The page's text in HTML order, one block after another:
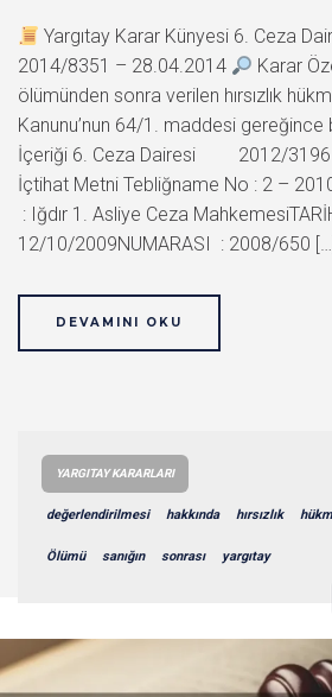
Yargıtay Karar Künyesi 6. Ceza
2014/8351 – 28.04.2014
Karar
ölümünden sonra verilen hırsızlık
Kanunu’nun 64/1. maddesi
İçeriği 6. Ceza Dairesi 2012/3196
İçtihat Metni Tebliğname No : 2 –
: Iğdır 1. Asliye Ceza
12/10/2009NUMARASI : 2008/650 […]
DEVAMINI OKU
YARGITAY KARARLARI
değerlendirilmesi hakkında hırsızlık
Ölümü sanığın sonrası yargıtay